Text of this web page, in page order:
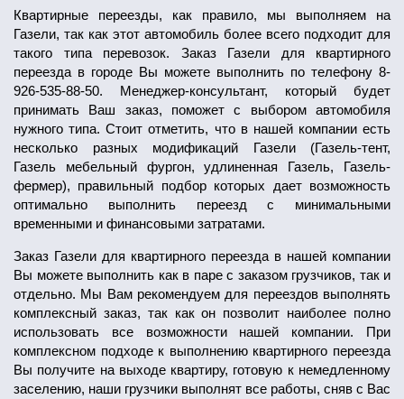
Квартирные переезды, как правило, мы выполняем на
Газели, так как этот автомобиль более всего подходит для
такого типа перевозок. Заказ Газели для квартирного
переезда в городе Вы можете выполнить по телефону 8-
926-535-88-50. Менеджер-консультант, который будет
принимать Ваш заказ, поможет с выбором автомобиля
нужного типа. Стоит отметить, что в нашей компании есть
несколько разных модификаций Газели (Газель-тент,
Газель мебельный фургон, удлиненная Газель, Газель-
фермер), правильный подбор которых дает возможность
оптимально выполнить переезд с минимальными
временными и финансовыми затратами.
Заказ Газели для квартирного переезда в нашей компании
Вы можете выполнить как в паре с заказом грузчиков, так и
отдельно. Мы Вам рекомендуем для переездов выполнять
комплексный заказ, так как он позволит наиболее полно
использовать все возможности нашей компании. При
комплексном подходе к выполнению квартирного переезда
Вы получите на выходе квартиру, готовую к немедленному
заселению, наши грузчики выполнят все работы, сняв с Вас